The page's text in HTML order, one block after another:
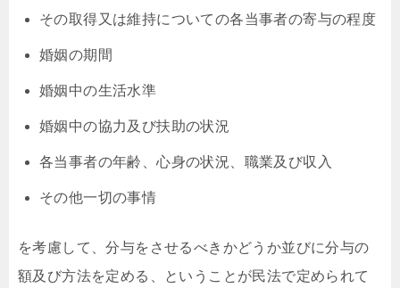
その取得又は維持についての各当事者の寄与の程度
婚姻の期間
婚姻中の生活水準
婚姻中の協力及び扶助の状況
各当事者の年齢、心身の状況、職業及び収入
その他一切の事情
を考慮して、分与をさせるべきかどうか並びに分与の
額及び方法を定める、ということが民法で定められて